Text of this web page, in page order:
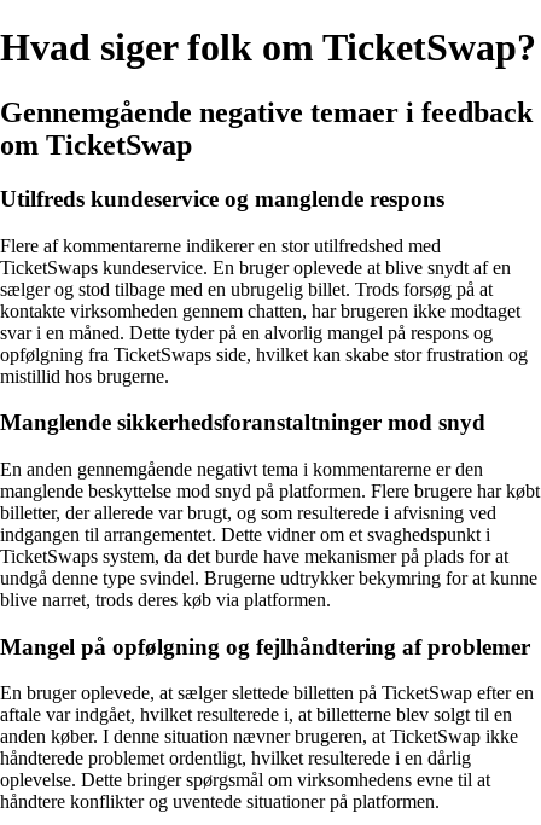
Hvad siger folk om TicketSwap?
Gennemgående negative temaer i feedback
om TicketSwap
Utilfreds kundeservice og manglende respons
Flere af kommentarerne indikerer en stor utilfredshed med
TicketSwaps kundeservice. En bruger oplevede at blive snydt af en
sælger og stod tilbage med en ubrugelig billet. Trods forsøg på at
kontakte virksomheden gennem chatten, har brugeren ikke modtaget
svar i en måned. Dette tyder på en alvorlig mangel på respons og
opfølgning fra TicketSwaps side, hvilket kan skabe stor frustration og
mistillid hos brugerne.
Manglende sikkerhedsforanstaltninger mod snyd
En anden gennemgående negativt tema i kommentarerne er den
manglende beskyttelse mod snyd på platformen. Flere brugere har købt
billetter, der allerede var brugt, og som resulterede i afvisning ved
indgangen til arrangementet. Dette vidner om et svaghedspunkt i
TicketSwaps system, da det burde have mekanismer på plads for at
undgå denne type svindel. Brugerne udtrykker bekymring for at kunne
blive narret, trods deres køb via platformen.
Mangel på opfølgning og fejlhåndtering af problemer
En bruger oplevede, at sælger slettede billetten på TicketSwap efter en
aftale var indgået, hvilket resulterede i, at billetterne blev solgt til en
anden køber. I denne situation nævner brugeren, at TicketSwap ikke
håndterede problemet ordentligt, hvilket resulterede i en dårlig
oplevelse. Dette bringer spørgsmål om virksomhedens evne til at
håndtere konflikter og uventede situationer på platformen.